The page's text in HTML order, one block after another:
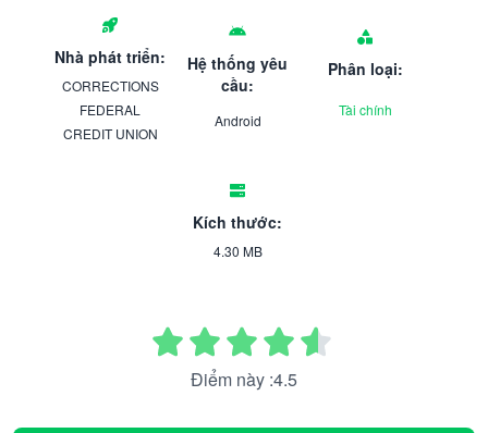
Nhà phát triển:
CORRECTIONS
FEDERAL
CREDIT UNION
Hệ thống yêu
cầu:
Android
Phân loại:
Tài chính
Kích thước:
4.30 MB
Điểm này :4.5